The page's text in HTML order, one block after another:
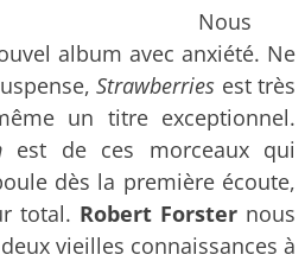
Nous
album avec anxiété. Ne
Strawberries est très
un titre exceptionnel.
est de ces morceaux qui
dès la première écoute,
total. Robert Forster nous
vieilles connaissances à